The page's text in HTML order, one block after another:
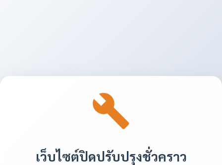
เว็บไซต์ปิดปรับปรุงชั่วคราว